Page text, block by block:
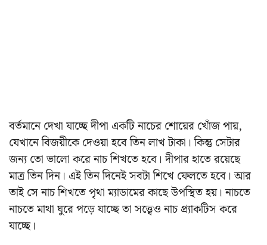
বর্তমানে দেখা যাচ্ছে দীপা একটি নাচের শোয়ের খোঁজ পায়,
যেখানে বিজয়ীকে দেওয়া হবে তিন লাখ টাকা। কিন্তু সেটার
জন্য তো ভালো করে নাচ শিখতে হবে। দীপার হাতে রয়েছে
মাত্র তিন দিন। এই তিন দিনেই সবটা শিখে ফেলতে হবে। আর
তাই সে নাচ শিখতে পৃথা ম্যাডামের কাছে উপস্থিত হয়। নাচতে
নাচতে মাথা ঘুরে পড়ে যাচ্ছে তা সত্ত্বেও নাচ প্র্যাকটিস করে
যাচ্ছে।